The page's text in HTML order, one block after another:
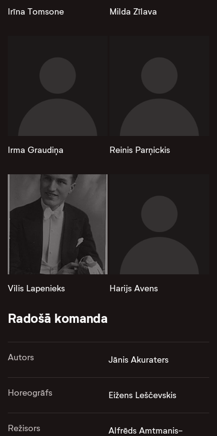
Irīna Tomsone Milda Zīlava
Irma Graudiņa Reinis Parņickis
Vilis Lapenieks Harijs Avens
Radošā komanda
Autors Jānis Akuraters
Horeogrāfs Eižens Leščevskis
Režisors Alfrēds Amtmanis-